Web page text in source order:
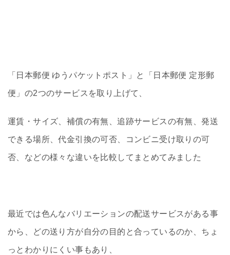
「日本郵便 ゆうパケットポスト」と「日本郵便 定形郵
便」の2つのサービスを取り上げて、
運賃・サイズ、補償の有無、追跡サービスの有無、発送
できる場所、代金引換の可否、コンビニ受け取りの可
否、などの様々な違いを比較してまとめてみました
最近では色んなバリエーションの配送サービスがある事
から、どの送り方が自分の目的と合っているのか、ちょ
っとわかりにくい事もあり、